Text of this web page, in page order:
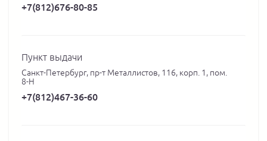
+7(812)676-80-85
Пункт выдачи
Санкт-Петербург, пр-т Металлистов, 116, корп. 1, пом.
8-Н
+7(812)467-36-60